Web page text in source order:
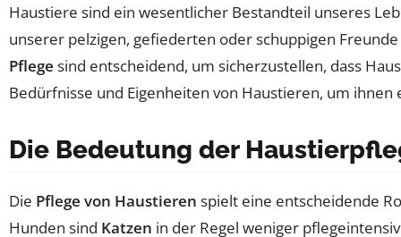
Haustiere sind ein wesentlicher Bestandteil unseres
unserer pelzigen, gefiederten oder schuppigen
Pflege sind entscheidend, um sicherzustellen, dass
Bedürfnisse und Eigenheiten von Haustieren, um
Die Bedeutung der
Die Pflege von Haustieren spielt eine entscheidende
Hunden sind Katzen in der Regel weniger